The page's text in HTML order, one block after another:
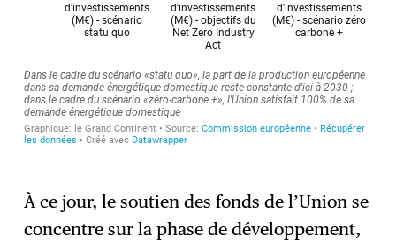
À ce jour, le soutien des fonds de l’Union se
concentre sur la phase de développement,